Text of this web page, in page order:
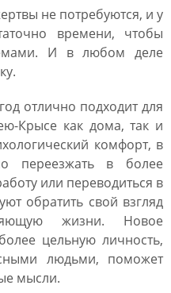
не потребуются, и у
времени, чтобы
И в любом деле
отлично подходит для
Крысе как дома, так и
комфорт, в
переезжать в более
или переводиться в
обратить свой взгляд
жизни. Новое
цельную личность,
людьми, поможет
мысли.